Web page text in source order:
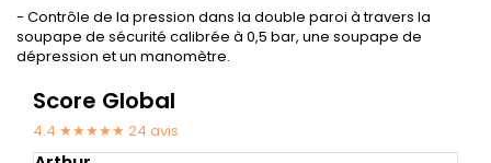
- Contrôle de la pression dans la double paroi à travers la
soupape de sécurité calibrée à 0,5 bar, une soupape de
dépression et un manomètre.
Score Global
4.4 ★★★★★ 24 avis